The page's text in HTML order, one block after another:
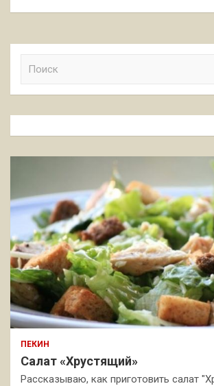
к
ПЕКИН
Салат «Хрустящий»
Рассказываю, как приготовить салат